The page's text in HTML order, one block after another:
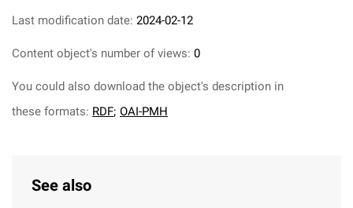
Last modification date: 2024-02-12
Content object's number of views: 0
You could also download the object's description in
these formats: RDF; OAI-PMH
See also